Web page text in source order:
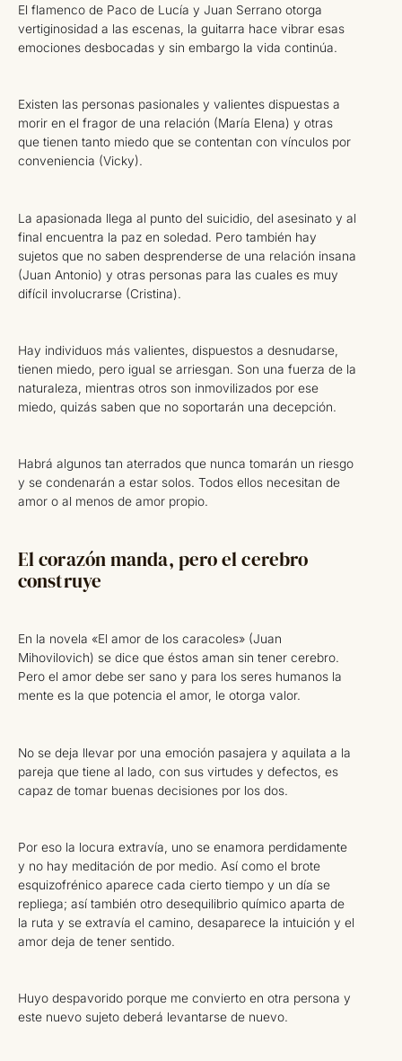
El flamenco de Paco de Lucía y Juan Serrano otorga
vertiginosidad a las escenas, la guitarra hace vibrar esas
emociones desbocadas y sin embargo la vida continúa.
Existen las personas pasionales y valientes dispuestas a
morir en el fragor de una relación (María Elena) y otras
que tienen tanto miedo que se contentan con vínculos por
conveniencia (Vicky).
La apasionada llega al punto del suicidio, del asesinato y al
final encuentra la paz en soledad. Pero también hay
sujetos que no saben desprenderse de una relación insana
(Juan Antonio) y otras personas para las cuales es muy
difícil involucrarse (Cristina).
Hay individuos más valientes, dispuestos a desnudarse,
tienen miedo, pero igual se arriesgan. Son una fuerza de la
naturaleza, mientras otros son inmovilizados por ese
miedo, quizás saben que no soportarán una decepción.
Habrá algunos tan aterrados que nunca tomarán un riesgo
y se condenarán a estar solos. Todos ellos necesitan de
amor o al menos de amor propio.
El corazón manda, pero el cerebro
construye
En la novela «El amor de los caracoles» (Juan
Mihovilovich) se dice que éstos aman sin tener cerebro.
Pero el amor debe ser sano y para los seres humanos la
mente es la que potencia el amor, le otorga valor.
No se deja llevar por una emoción pasajera y aquilata a la
pareja que tiene al lado, con sus virtudes y defectos, es
capaz de tomar buenas decisiones por los dos.
Por eso la locura extravía, uno se enamora perdidamente
y no hay meditación de por medio. Así como el brote
esquizofrénico aparece cada cierto tiempo y un día se
repliega; así también otro desequilibrio químico aparta de
la ruta y se extravía el camino, desaparece la intuición y el
amor deja de tener sentido.
Huyo despavorido porque me convierto en otra persona y
este nuevo sujeto deberá levantarse de nuevo.